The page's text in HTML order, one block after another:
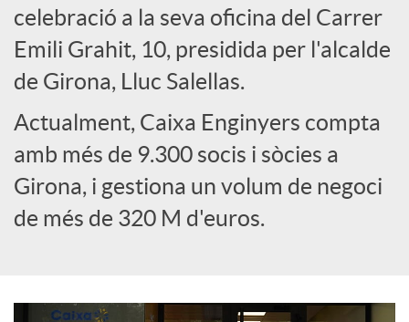
s
S
o
c
celebració a la seva oficina del Carrer
Emili Grahit, 10, presidida per l'alcalde
de Girona, Lluc Salellas.
Actualment, Caixa Enginyers compta
amb més de 9.300 socis i sòcies a
Girona, i gestiona un volum de negoci
de més de 320 M d'euros.